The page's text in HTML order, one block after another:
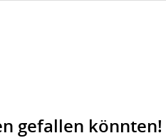
gefallen könnten!